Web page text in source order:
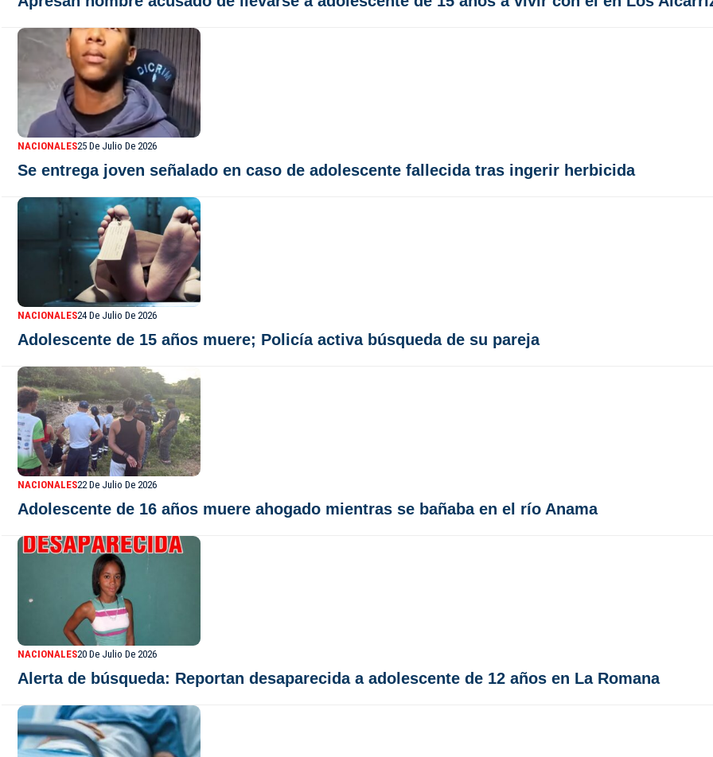
NACIONALES25 De Julio De 2026
Se entrega joven señalado en caso de adolescente fallecida tras ingerir herbicida
NACIONALES24 De Julio De 2026
Adolescente de 15 años muere; Policía activa búsqueda de su pareja
NACIONALES22 De Julio De 2026
Adolescente de 16 años muere ahogado mientras se bañaba en el río Anama
NACIONALES20 De Julio De 2026
Alerta de búsqueda: Reportan desaparecida a adolescente de 12 años en La Romana